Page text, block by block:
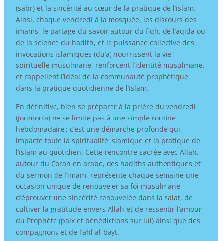
(sabr) et la sincérité au cœur de la pratique de l’islam.
Ainsi, chaque vendredi à la mosquée, les discours des
imams, le partage du savoir autour du fiqh, de l’aqida ou
de la science du hadith, et la puissance collective des
invocations islamiques (du’a) nourrissent la vie
spirituelle musulmane, renforcent l’identité musulmane,
et rappellent l’idéal de la communauté prophétique
dans la pratique quotidienne de l’islam.
En définitive, bien se préparer à la prière du vendredi
(Joumou’a) ne se limite pas à une simple routine
hebdomadaire ; c’est une démarche profonde qui
impacte toute la spiritualité islamique et la pratique de
l’islam au quotidien. Cette rencontre sacrée avec Allah,
autour du Coran en arabe, des hadiths authentiques et
du sermon de l’imam, représente chaque semaine une
occasion unique de renouveler sa foi musulmane,
d’éprouver une sincérité renouvelée dans la salat, de
cultiver la gratitude envers Allah et de ressentir l’amour
du Prophète (paix et bénédictions sur lui) ainsi que des
compagnons et de l’ahl al-bayt.